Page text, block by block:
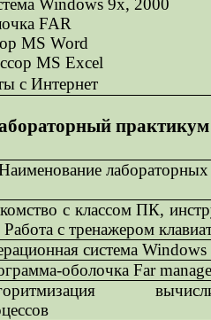
Windows 9x, 2000
FAR
MS Word
MS Excel
с Интернет
практикум
лабораторных
с классом ПК,
с тренажером
системаWindows
оболочкаFar